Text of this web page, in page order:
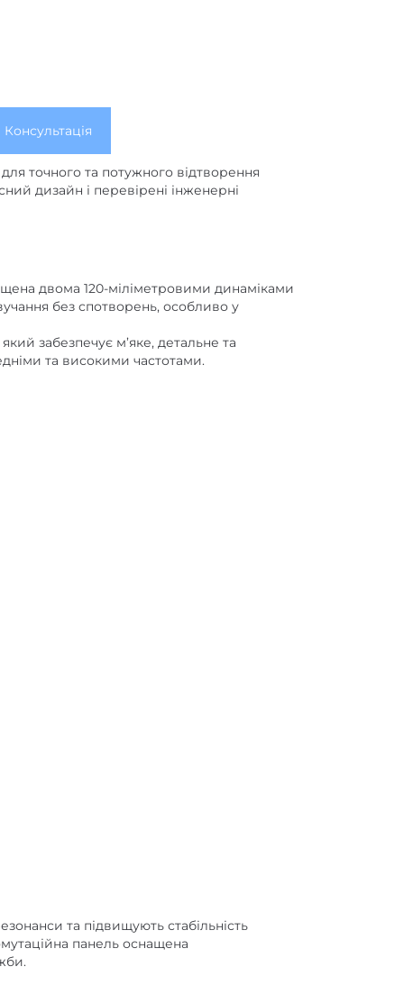
Консультація
точного та потужного відтворення
дизайн і перевірені інженерні
двома 120-міліметровими динаміками
без спотворень, особливо у
забезпечує м’яке, детальне та
та високими частотами.
та підвищують стабільність
панель оснащена